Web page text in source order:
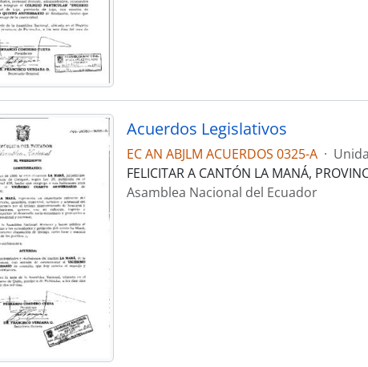
Acuerdos Legislativos
EC AN ABJLM ACUERDOS 0325-A ·
FELICITAR A CANTÓN LA MANÁ,
Asamblea Nacional del Ecuador